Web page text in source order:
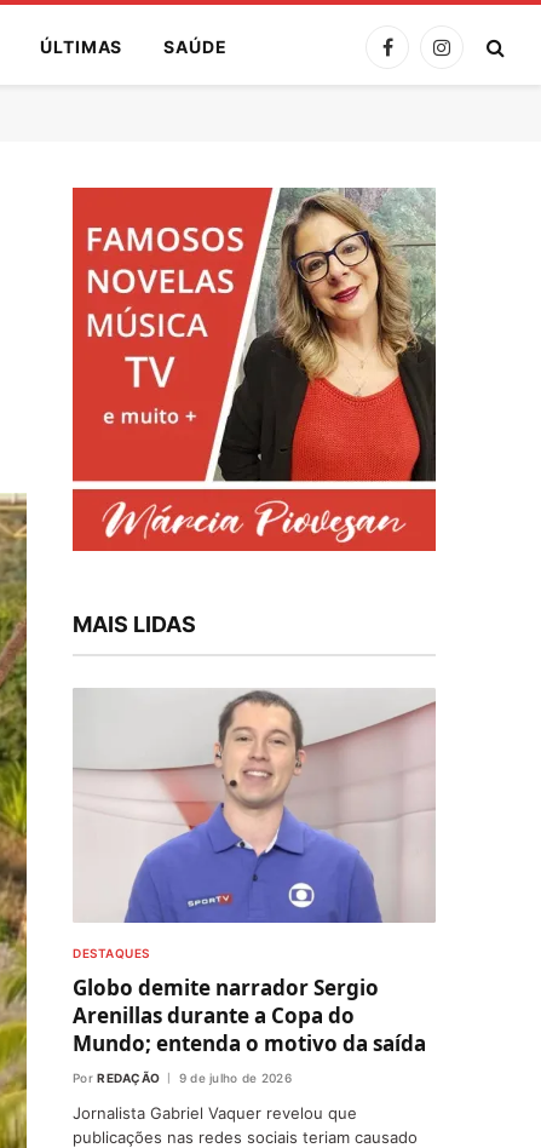
ÚLTIMAS SAÚDE FacebookInstagram
MAIS LIDAS
DESTAQUES
Globo demite narrador Sergio
Arenillas durante a Copa do
Mundo; entenda o motivo da saída
Por REDAÇÃO 9 de julho de 2026
Jornalista Gabriel Vaquer revelou que
publicações nas redes sociais teriam causado